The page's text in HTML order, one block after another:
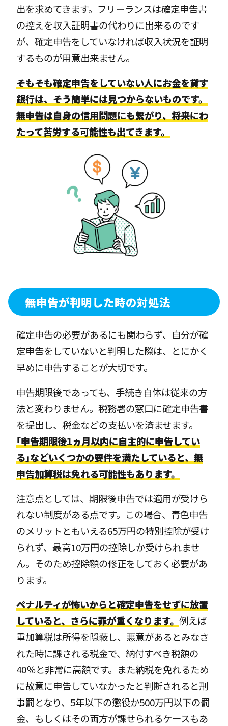
出を求めてきます。フリーランスは確定申告書
の控えを収入証明書の代わりに出来るのです
が、確定申告をしていなければ収入状況を証明
するものが用意出来ません。
そもそも確定申告をしていない人にお金を貸す
銀行は、そう簡単には見つからないものです。
無申告は自身の信用問題にも繋がり、将来にわ
たって苦労する可能性も出てきます。
無申告が判明した時の対処法
確定申告の必要があるにも関わらず、自分が確
定申告をしていないと判明した際は、とにかく
早めに申告することが大切です。
申告期限後であっても、手続き自体は従来の方
法と変わりません。税務署の窓口に確定申告書
を提出し、税金などの支払いを済ませます。
｢申告期限後1ヵ月以内に自主的に申告してい
る｣などいくつかの要件を満たしていると、無
申告加算税は免れる可能性もあります。
注意点としては、期限後申告では適用が受けら
れない制度がある点です。この場合、青色申告
のメリットともいえる65万円の特別控除が受け
られず、最高10万円の控除しか受けられませ
ん。そのため控除額の修正をしておく必要があ
ります。
ペナルティが怖いからと確定申告をせずに放置
していると、さらに罪が重くなります。例えば
重加算税は所得を隠蔽し、悪意があるとみなさ
れた時に課される税金で、納付すべき税額の
40％と非常に高額です。また納税を免れるため
に故意に申告していなかったと判断されると刑
事罰となり、5年以下の懲役か500万円以下の罰
金、もしくはその両方が課せられるケースもあ